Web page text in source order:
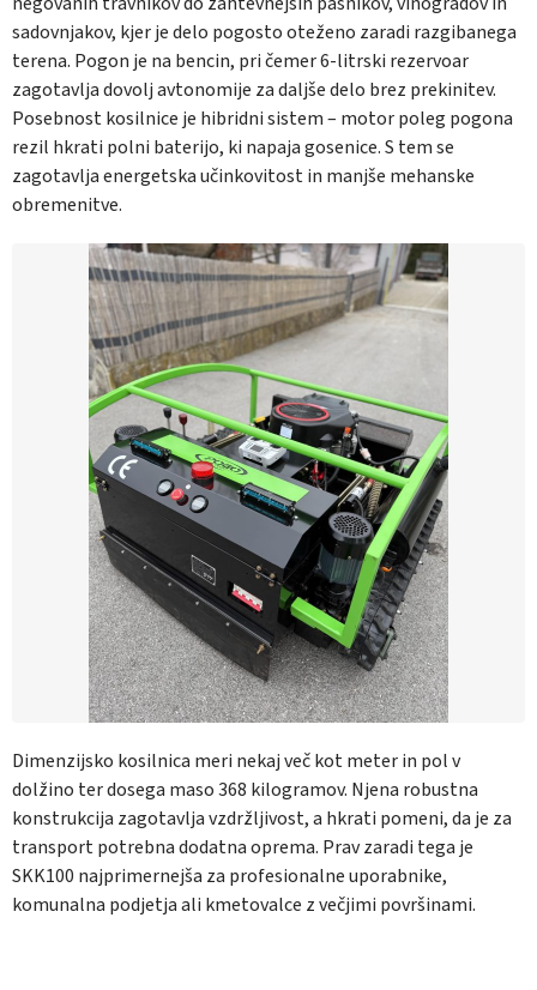
sadovnjakov, kjer je delo pogosto oteženo zaradi razgibanega
terena. Pogon je na bencin, pri čemer 6-litrski rezervoar
zagotavlja dovolj avtonomije za daljše delo brez prekinitev.
Posebnost kosilnice je hibridni sistem – motor poleg pogona
rezil hkrati polni baterijo, ki napaja gosenice. S tem se
zagotavlja energetska učinkovitost in manjše mehanske
obremenitve.
Dimenzijsko kosilnica meri nekaj več kot meter in pol v
dolžino ter dosega maso 368 kilogramov. Njena robustna
konstrukcija zagotavlja vzdržljivost, a hkrati pomeni, da je za
transport potrebna dodatna oprema. Prav zaradi tega je
SKK100 najprimernejša za profesionalne uporabnike,
komunalna podjetja ali kmetovalce z večjimi površinami.